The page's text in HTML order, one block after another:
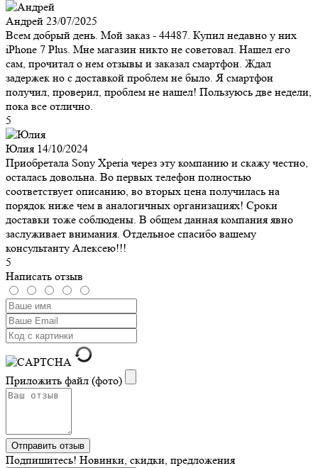
Андрей 23/07/2025
Всем добрый день. Мой заказ - 44487. Купил недавно у них
iPhone 7 Plus. Мне магазин никто не советовал. Нашел его
сам, прочитал о нем отзывы и заказал смартфон. Ждал
задержек но с доставкой проблем не было. Я смартфон
получил, проверил, проблем не нашел! Пользуюсь две недели,
пока все отлично.
5
Юлия 14/10/2024
Приобретала Sony Xperia через эту компанию и скажу честно,
осталась довольна. Во первых телефон полностью
соответствует описанию, во вторых цена получилась на
порядок ниже чем в аналогичных организациях! Сроки
доставки тоже соблюдены. В общем данная компания явно
заслуживает внимания. Отдельное спасибо вашему
консультанту Алексею!!!
5
Написать отзыв
Приложить файл (фото)
Подпишитесь! Новинки, скидки, предложения